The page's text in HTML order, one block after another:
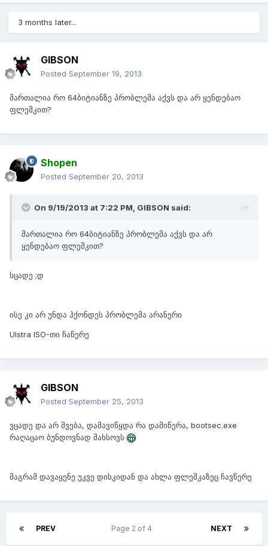
3 months later...
GIBSON
Posted September 19, 2013
მართალია რო 64ბიტიანზე პრობლემა აქვს და არ ყენდებაო
ფლეშკით?
Shopen
Posted September 20, 2013
On 9/19/2013 at 7:22 PM, GIBSON said:
მართალია რო 64ბიტიანზე პრობლემა აქვს და არ
ყენდებაო ფლეშკით?
სცადე ;დ
ისე კი არ უნდა ჰქონდეს პრობლემა არანერი
Ulstra ISO-თი ჩაწერე
GIBSON
Posted September 25, 2013
ვცადე და არ შვება, დამავიწყდა რა დამიწერა, bootsec.exe
რაღაცაო ბუნდოვნად მახსოვს
მაგრამ დავაყენე უკვე დისკიდან და ახლა ფლეშკაზეც ჩავწერე
PREV NEXT
Page 2 of 4